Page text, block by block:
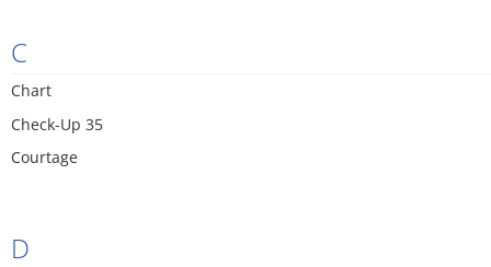
C
Chart
Check-Up 35
Courtage
D